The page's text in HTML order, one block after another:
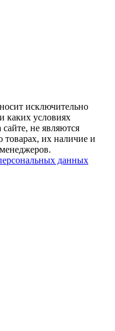
исключительно
каких условиях
не являются
их наличие и
данных